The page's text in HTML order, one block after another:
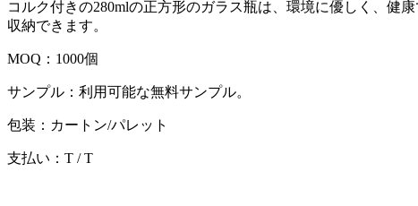
コルク付きの280mlの正方形のガラス瓶は、環境に優しく、健
収納できます。
MOQ：1000個
サンプル：利用可能な無料サンプル。
包装：カートン/パレット
支払い：T / T